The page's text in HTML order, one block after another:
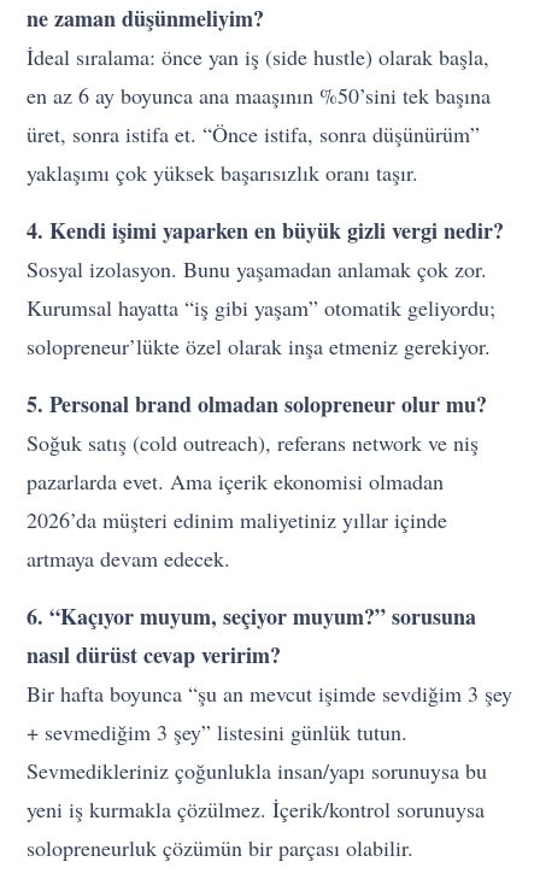
ne zaman düşünmeliyim?
İdeal sıralama: önce yan iş (side hustle) olarak başla,
en az 6 ay boyunca ana maaşının %50’sini tek başına
üret, sonra istifa et. “Önce istifa, sonra düşünürüm”
yaklaşımı çok yüksek başarısızlık oranı taşır.
4. Kendi işimi yaparken en büyük gizli vergi nedir?
Sosyal izolasyon. Bunu yaşamadan anlamak çok zor.
Kurumsal hayatta “iş gibi yaşam” otomatik geliyordu;
solopreneur’lükte özel olarak inşa etmeniz gerekiyor.
5. Personal brand olmadan solopreneur olur mu?
Soğuk satış (cold outreach), referans network ve niş
pazarlarda evet. Ama içerik ekonomisi olmadan
2026’da müşteri edinim maliyetiniz yıllar içinde
artmaya devam edecek.
6. “Kaçıyor muyum, seçiyor muyum?” sorusuna
nasıl dürüst cevap veririm?
Bir hafta boyunca “şu an mevcut işimde sevdiğim 3 şey
+ sevmediğim 3 şey” listesini günlük tutun.
Sevmedikleriniz çoğunlukla insan/yapı sorunuysa bu
yeni iş kurmakla çözülmez. İçerik/kontrol sorunuysa
solopreneurluk çözümün bir parçası olabilir.